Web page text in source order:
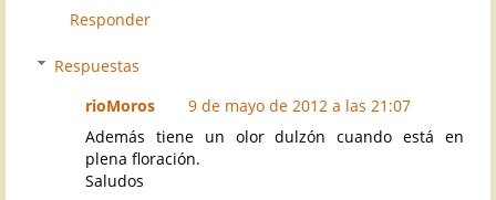
Responder
Respuestas
rioMoros
9 de mayo de 2012 a las 21:07
Además tiene un olor dulzón cuando está en
plena floración.
Saludos